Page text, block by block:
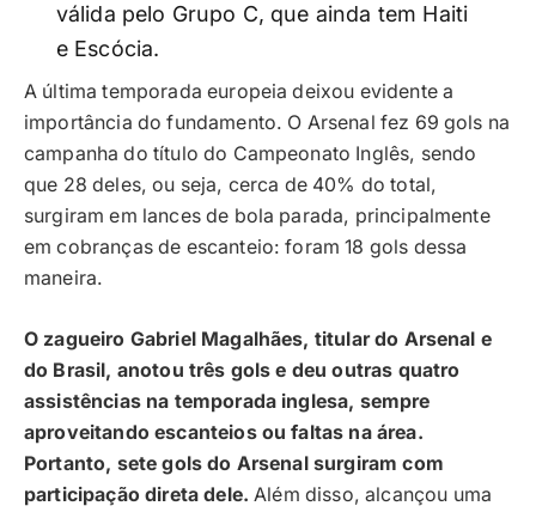
válida pelo Grupo C, que ainda tem Haiti
e Escócia.
A última temporada europeia deixou evidente a
importância do fundamento. O Arsenal fez 69 gols na
campanha do título do Campeonato Inglês, sendo
que 28 deles, ou seja, cerca de 40% do total,
surgiram em lances de bola parada, principalmente
em cobranças de escanteio: foram 18 gols dessa
maneira.
O zagueiro Gabriel Magalhães, titular do Arsenal e
do Brasil, anotou três gols e deu outras quatro
assistências na temporada inglesa, sempre
aproveitando escanteios ou faltas na área.
Portanto, sete gols do Arsenal surgiram com
participação direta dele. Além disso, alcançou uma